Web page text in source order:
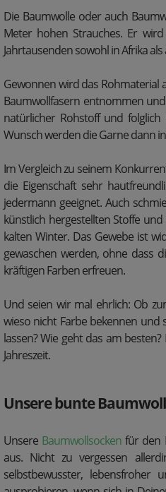
Die Baumwolle oder auch
Meter hohen Strauches. Er
Jahrtausenden sowohl in Afrika
Gewonnen wird das Rohmaterial
Baumwollfasern entnommen
natürlicher Rohstoff und
Wunsch werden die Garne dann
Im Vergleich zu seinem
die Eigenschaft sehr
jedermann geeignet. Auch
künstlich hergestellten Stoffe
kalten Winter. Das Gewebe ist
gewaschen werden, ohne dass
kräftigen Farben erfreuen.
Und seien wir mal ehrlich: Ob
wieso nicht Farbe bekennen und
lassen? Wie geht das am
Jahreszeit.
Unsere bunte
Unsere Baumwollsockenfür den
aus. Nicht zu vergessen
selbstbewusster, lebensfroher